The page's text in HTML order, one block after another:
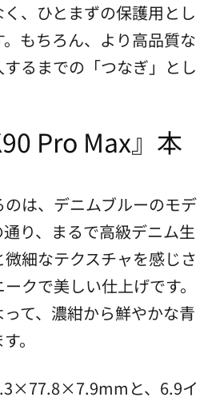
、ひとまずの保護用とし
もちろん、より高品質な
るまでの「つなぎ」とし
Pro Max』本
は、デニムブルーのモデ
り、まるで高級デニム生
細なテクスチャを感じさ
クで美しい仕上げです。
て、濃紺から鮮やかな青
。
と、6.9イ